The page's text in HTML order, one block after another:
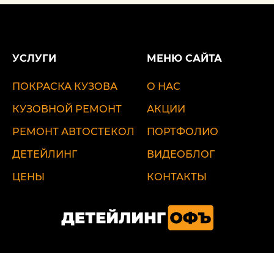
УСЛУГИ
ПОКРАСКА КУЗОВА
КУЗОВНОЙ РЕМОНТ
РЕМОНТ АВТОСТЕКОЛ
ДЕТЕЙЛИНГ
ЦЕНЫ
МЕНЮ САЙТА
О НАС
АКЦИИ
ПОРТФОЛИО
ВИДЕОБЛОГ
КОНТАКТЫ